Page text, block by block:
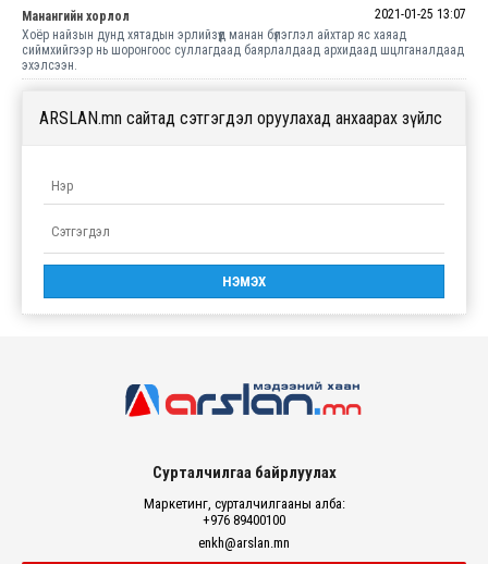
Манангийн хорлол
2021-01-25 13:07
Хоёр найзын дунд хятадын эрлийзүүд манан бүлэглэл айхтар яс хаяад
сиймхийгээр нь шоронгоос суллагдаад баярлалдаад архидаад шцлганалдаад
эхэлсээн.
ARSLAN.mn сайтад сэтгэгдэл оруулахад анхаарах зүйлс
Сурталчилгаа байрлуулах
Маркетинг, сурталчилгааны алба:
+976 89400100
enkh@arslan.mn